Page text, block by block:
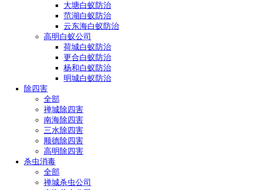
大塘白蚁防治
范湖白蚁防治
云东海白蚁防治
高明白蚁公司
荷城白蚁防治
更合白蚁防治
杨和白蚁防治
明城白蚁防治
除四害
全部
禅城除四害
南海除四害
三水除四害
顺德除四害
高明除四害
杀虫消毒
全部
禅城杀虫公司